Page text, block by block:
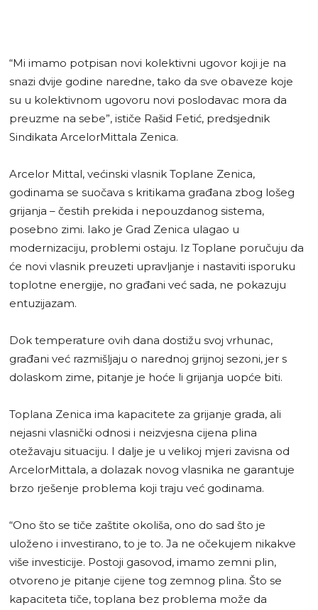
“Mi imamo potpisan novi kolektivni ugovor koji je na
snazi dvije godine naredne, tako da sve obaveze koje
su u kolektivnom ugovoru novi poslodavac mora da
preuzme na sebe”, ističe Rašid Fetić, predsjednik
Sindikata ArcelorMittala Zenica.
Arcelor Mittal, većinski vlasnik Toplane Zenica,
godinama se suočava s kritikama građana zbog lošeg
grijanja – čestih prekida i nepouzdanog sistema,
posebno zimi. Iako je Grad Zenica ulagao u
modernizaciju, problemi ostaju. Iz Toplane poručuju da
će novi vlasnik preuzeti upravljanje i nastaviti isporuku
toplotne energije, no građani već sada, ne pokazuju
entuzijazam.
Dok temperature ovih dana dostižu svoj vrhunac,
građani već razmišljaju o narednoj grijnoj sezoni, jer s
dolaskom zime, pitanje je hoće li grijanja uopće biti.
Toplana Zenica ima kapacitete za grijanje grada, ali
nejasni vlasnički odnosi i neizvjesna cijena plina
otežavaju situaciju. I dalje je u velikoj mjeri zavisna od
ArcelorMittala, a dolazak novog vlasnika ne garantuje
brzo rješenje problema koji traju već godinama.
“Ono što se tiče zaštite okoliša, ono do sad što je
uloženo i investirano, to je to. Ja ne očekujem nikakve
više investicije. Postoji gasovod, imamo zemni plin,
otvoreno je pitanje cijene tog zemnog plina. Što se
kapaciteta tiče, toplana bez problema može da